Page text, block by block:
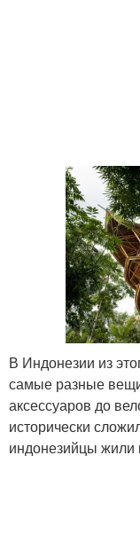
В Индонезии из
самые разные
аксессуаров до
исторически
индонезийцы жили